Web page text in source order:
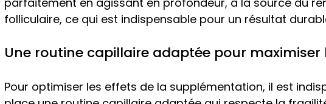
folliculaire, ce qui est indispensable pour un résultat
Une routine capillaire adaptée pour maximiser
Pour optimiser les effets de la supplémentation, il est